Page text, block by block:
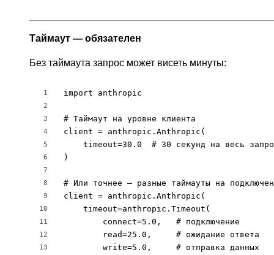
Таймаут — обязателен
Без таймаута запрос может висеть минуты:
1
2
3
4
5
6
7
8
9
10
11
12
13
import anthropic
# Таймаут на уровне клиента
client = anthropic.Anthropic(
timeout=30.0  # 30 секунд на весь
)
# Или точнее — разные таймауты на
client = anthropic.Anthropic(
    timeout=anthropic.Timeout(
        connect=5.0,   # подключение
        read=25.0,     # ожидание ответа
        write=5.0,     # отправка данных